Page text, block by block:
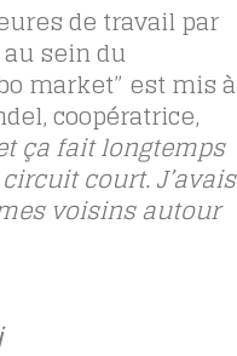
de travail par
sein du
market” est mis à
coopératrice,
ça fait longtemps
court. J’avais
voisins autour